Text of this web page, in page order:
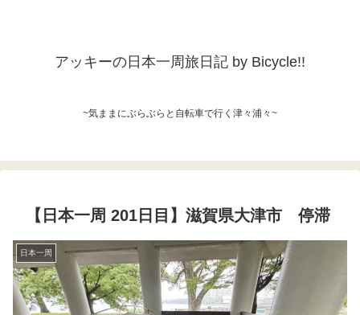
アッキーの日本一周旅日記 by Bicycle!!
~気ままにぶらぶらと自転車で行く津々浦々~
【日本一周 201日目】滋賀県大津市 停滞
日本一周